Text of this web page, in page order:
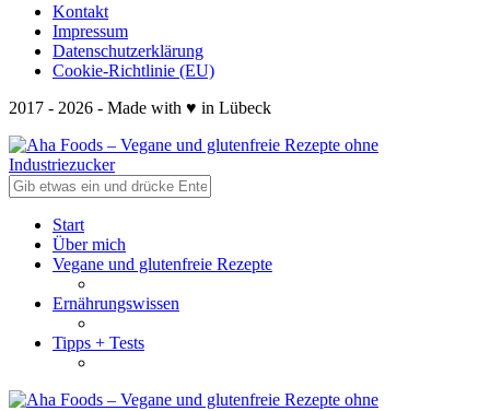
Kontakt
Impressum
Datenschutzerklärung
Cookie-Richtlinie (EU)
2017 - 2026 - Made with ♥ in Lübeck
Start
Über mich
Vegane und glutenfreie Rezepte
Ernährungswissen
Tipps + Tests